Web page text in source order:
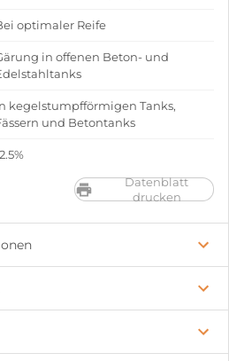
optimaler Reife
in offenen Beton- und
kegelstumpfförmigen Tanks,
und Betontanks
Datenblatt
drucken